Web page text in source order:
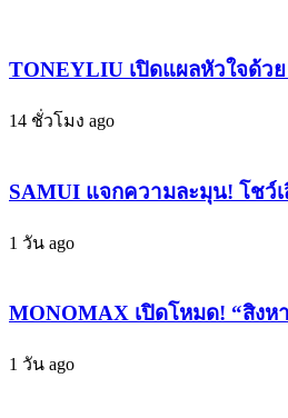
ク
チ
ア
เสียง
ร้อง
ไร้
เตรียม
ซิงเกิล
“Door”
ป็อป
ละมุน
ดิบ
เท่
TONEYLIU เปิดแผลหัวใจด้ว
14 ชั่วโมง ago
SAMUI แจกความละมุน! โชว์
1 วัน ago
MONOMAX เปิดโหมด! “สิงห
1 วัน ago